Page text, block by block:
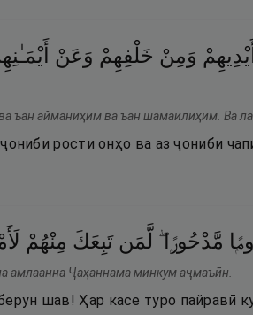
أَيْدِيهِمْ وَمِنْ خَلْفِهِمْ وَعَنْ
айманиҳим ва ъан шамаилиҳим. Ва ла
рости онҳо ва аз ҷониби
مَّدْحُورًۭا ۖ لَّمَن تَبِعَكَ مِنْهُمْ
амлаанна Ҷаҳаннама минкум аҷмаъӣн.
шав! Ҳар касе туро пайравӣ